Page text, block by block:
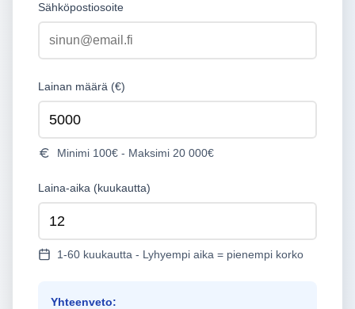
Sähköpostiosoite
Lainan määrä (€)
Minimi 100€ - Maksimi 20 000€
Laina-aika (kuukautta)
1-60 kuukautta - Lyhyempi aika = pienempi korko
Yhteenveto: